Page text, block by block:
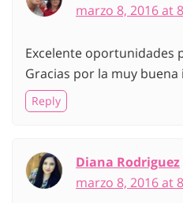
marzo 8, 2016 at
Excelente oportunidades
Gracias por la muy
Reply
Diana Rodriguez
marzo 8, 2016 at